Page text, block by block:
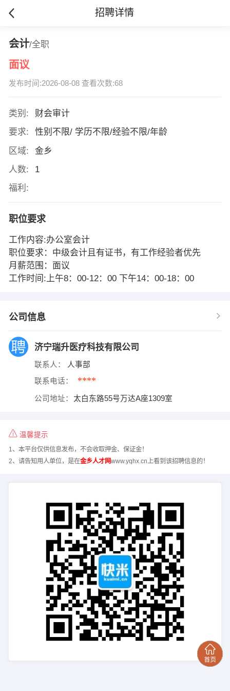
招聘详情
会计/全职
面议
发布时间:2026-08-08 查看次数:68
类别:
财会审计
要求:
性别不限/ 学历不限/经验不限/年龄
区域:
金乡
人数:
1
福利:
职位要求
工作内容:办公室会计
职位要求：中级会计且有证书，有工作经验者优先
月薪范围：面议
工作时间:上午8：00-12：00 下午14：00-18：00
公司信息
济宁瑞升医疗科技有限公司
联系人： 人事部
联系电话： ****
公司地址： 太白东路55号万达A座1309室
温馨提示
1、本平台仅供信息发布，不会收取押金、保证金！
2、请告知用人单位，是在金乡人才网www.yqhx.cn上看到该招聘信息的！